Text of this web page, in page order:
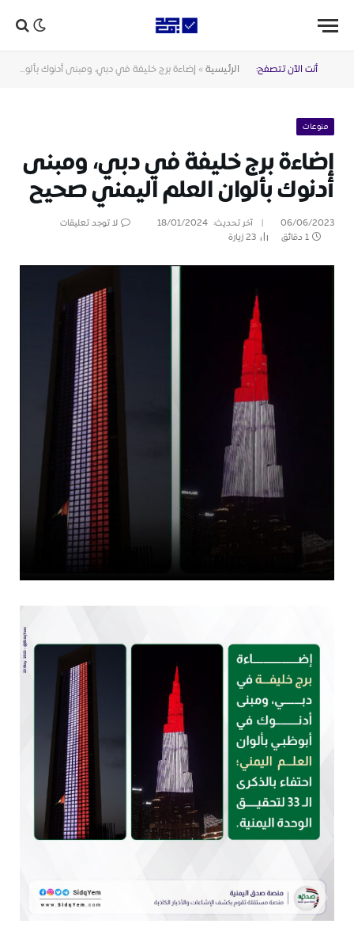
أنت الآن تتصفح: الرئيسية » إضاءة برج خليفة في دبي، ومبنى أدنوك بألوان العلم اليمني صحيح
منوعات
إضاءة برج خليفة في دبي، ومبنى
أدنوك بألوان العلم اليمني صحيح
06/06/2023 آخر تحديث: 18/01/2024
لا توجد تعليقات
1 دقائق
23زيارة